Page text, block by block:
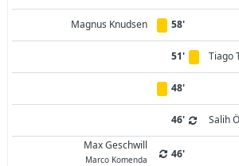
Magnus Knudsen 58'
51' Tiago
48'
46'
Salih
Max Geschwill
Marco Komenda 46'